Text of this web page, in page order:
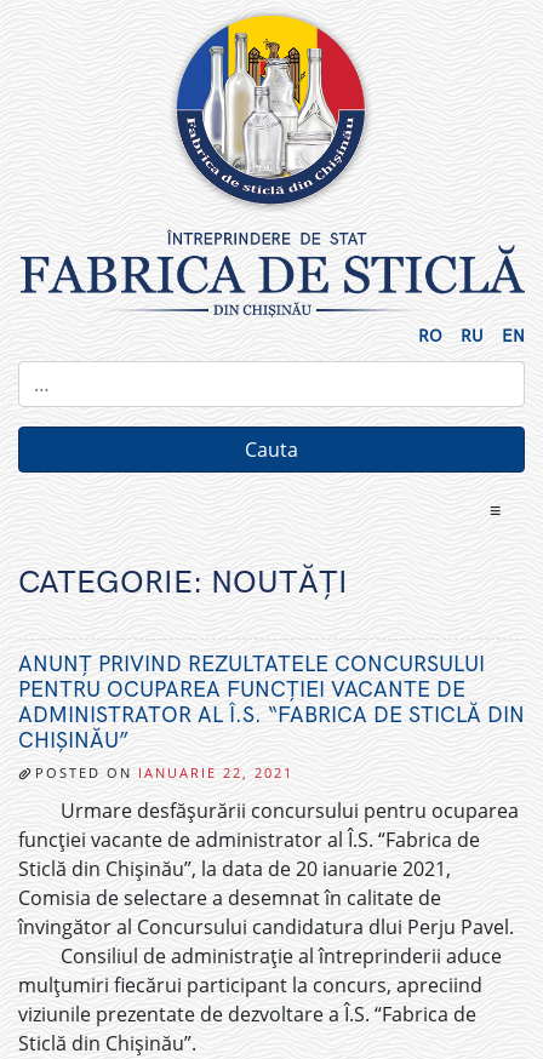
RO RU EN
≡
CATEGORIE: NOUTĂȚI
ANUNȚ PRIVIND REZULTATELE CONCURSULUI
PENTRU OCUPAREA FUNCȚIEI VACANTE DE
ADMINISTRATOR AL Î.S. “FABRICA DE STICLĂ DIN
CHIȘINĂU”
POSTED ON IANUARIE 22, 2021
Urmare desfășurării concursului pentru ocuparea
funcției vacante de administrator al Î.S. “Fabrica de
Sticlă din Chișinău”, la data de 20 ianuarie 2021,
Comisia de selectare a desemnat în calitate de
învingător al Concursului candidatura dlui Perju Pavel.
Consiliul de administrație al întreprinderii aduce
mulțumiri fiecărui participant la concurs, apreciind
viziunile prezentate de dezvoltare a Î.S. “Fabrica de
Sticlă din Chișinău”.